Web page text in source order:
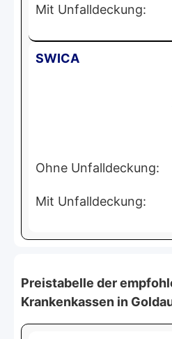
Mit Unfalldeckung:
SWICA
Ohne Unfalldeckung:
Mit Unfalldeckung:
Preistabelle der
Krankenkassen in